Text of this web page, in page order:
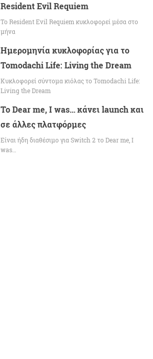
Resident Evil Requiem
To Resident Evil Requiem κυκλοφορεί μέσα στο
μήνα
Ημερομηνία κυκλοφορίας για το
Tomodachi Life: Living the Dream
Κυκλοφορεί σύντομα κιόλας το Tomodachi Life:
Living the Dream
Το Dear me, I was… κάνει launch και
σε άλλες πλατφόρμες
Είναι ήδη διαθέσιμο για Switch 2 το Dear me, I
was…